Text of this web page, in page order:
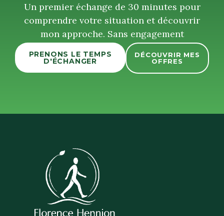
Un premier échange de 30 minutes pour
comprendre votre situation et découvrir
mon approche. Sans engagement
PRENONS LE TEMPS
D'ÉCHANGER
DÉCOUVRIR MES
OFFRES